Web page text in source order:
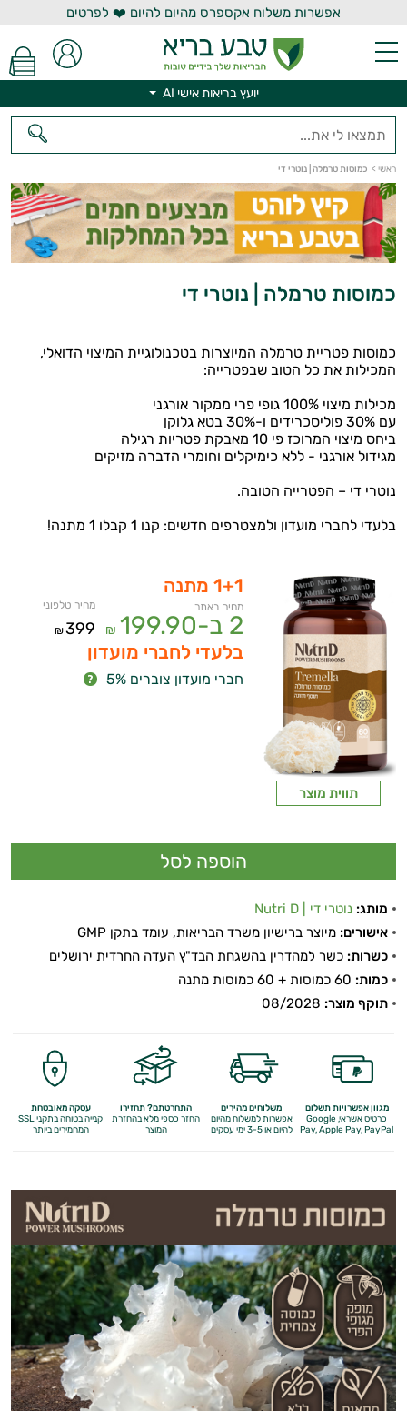
אפשרות משלוח אקספרס מהיום להיום ❤️ לפרטים
יועץ בריאות אישי AI
ראשי > כמוסות טרמלה | נוטרי די
כמוסות טרמלה | נוטרי די
כמוסות פטריית טרמלה המיוצרות בטכנולוגיית המיצוי הדואלי,
המכילות את כל הטוב שבפטרייה:
מכילות מיצוי 100% גופי פרי ממקור אורגני
עם 30% פוליסכרידים ו-30% בטא גלוקן
ביחס מיצוי המרוכז פי 10 מאבקת פטריות רגילה
מגידול אורגני - ללא כימיקלים וחומרי הדברה מזיקים
נוטרי די – הפטרייה הטובה.
בלעדי לחברי מועדון ולמצטרפים חדשים: קנו 1 קבלו 1 מתנה!
תווית מוצר
1+1 מתנה
מחיר באתר
2 ב- 199.90
₪
מחיר טלפוני
399
₪
בלעדי לחברי מועדון
חברי מועדון צוברים 5%
מותג: נוטרי די | Nutri D
אישורים: מיוצר ברישיון משרד הבריאות, עומד בתקן GMP
כשרות: כשר למהדרין בהשגחת הבד"ץ העדה החרדית ירושלים
כמות:
תוקף מוצר:
מגוון אפשרויות תשלום
כרטיס אשראי, Google
Pay,Apple Pay, PayPal
משלוחים מהירים
אפשרות למשלוח מהיום
להיום או 3-5 ימי עסקים
התחרטתם? תחזירו
החזר כספי מלאבהחזרת
המוצר
עסקה מאובטחת
קנייה בטוחה בתקני SSL
המחמירים ביותר